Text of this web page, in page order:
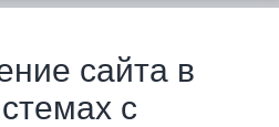
сайта в
с